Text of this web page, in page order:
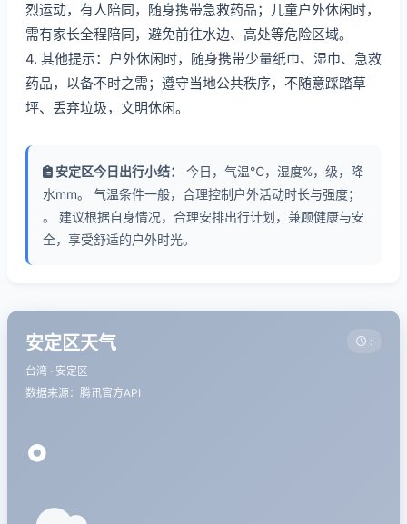
烈运动，有人陪同，随身携带急救药品；儿童户外休闲时，
需有家长全程陪同，避免前往水边、高处等危险区域。
4. 其他提示：户外休闲时，随身携带少量纸巾、湿巾、急救
药品，以备不时之需；遵守当地公共秩序，不随意踩踏草
坪、丢弃垃圾，文明休闲。
安定区今日出行小结：
今日，气温℃，湿度%，级，降
水mm。 气温条件一般，合理控制户外活动时长与强度；
。 建议根据自身情况，合理安排出行计划，兼顾健康与安
全，享受舒适的户外时光。
安定区天气
台湾 · 安定区
数据来源：腾讯官方API
:
°